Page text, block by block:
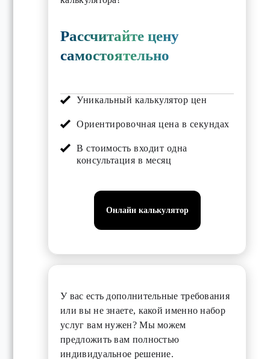
Рассчитайте цену
самостоятельно
Уникальный калькулятор цен
Ориентировочная цена в секундах
В стоимость входит одна
консультация в месяц
Онлайн калькулятор
У вас есть дополнительные требования
или вы не знаете, какой именно набор
услуг вам нужен? Мы можем
предложить вам полностью
индивидуальное решение.